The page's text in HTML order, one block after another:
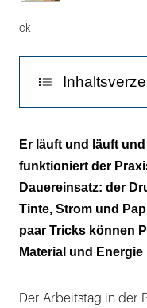
ck
Schlummern
Die richtige
Tinten-Tipps
Er läuft und läuft
funktioniert der
Dauereinsatz: der
Tinte, Strom und
paar Tricks können
Material und
Der Arbeitstag in der